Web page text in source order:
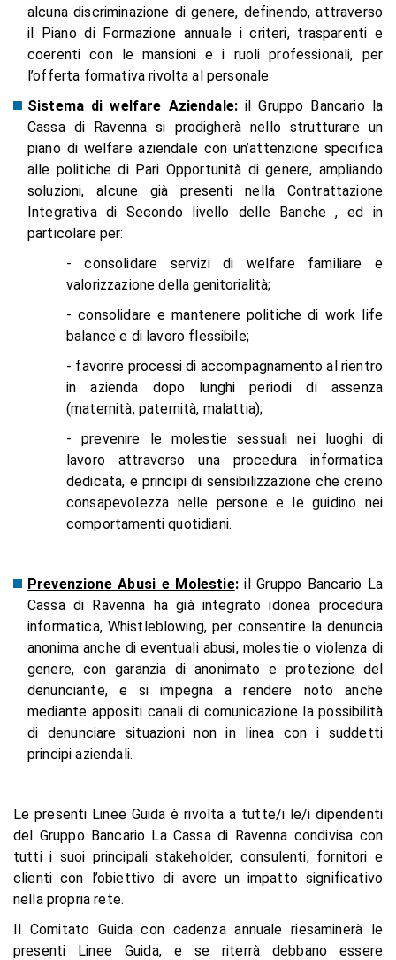
alcuna discriminazione di genere, definendo, attraverso
il Piano di Formazione annuale i criteri, trasparenti e
coerenti con le mansioni e i ruoli professionali, per
l’offerta formativa rivolta al personale
Sistema di welfare Aziendale:il Gruppo Bancario la
Cassa di Ravenna si prodigherà nello strutturare un
piano di welfare aziendale con un’attenzione specifica
alle politiche di Pari Opportunità di genere, ampliando
soluzioni, alcune già presenti nella Contrattazione
Integrativa di Secondo livello delle Banche , ed in
particolare per:
- consolidare servizi di welfare familiare e
valorizzazione della genitorialità;
- consolidare e mantenere politiche di work life
balance e di lavoro flessibile;
- favorire processi di accompagnamento al rientro
in azienda dopo lunghi periodi di assenza
(maternità, paternità, malattia);
- prevenire le molestie sessuali nei luoghi di
lavoro attraverso una procedura informatica
dedicata, e principi di sensibilizzazione che creino
consapevolezza nelle persone e le guidino nei
comportamenti quotidiani.
Prevenzione Abusi e Molestie:il Gruppo Bancario La
Cassa di Ravenna ha già integrato idonea procedura
informatica, Whistleblowing, per consentire la denuncia
anonima anche di eventuali abusi, molestie o violenza di
genere, con garanzia di anonimato e protezione del
denunciante, e si impegna a rendere noto anche
mediante appositi canali di comunicazione la possibilità
di denunciare situazioni non in linea con i suddetti
principi aziendali.
Le presenti Linee Guida è rivolta a tutte/i le/i dipendenti
del Gruppo Bancario La Cassa di Ravenna condivisa con
tutti i suoi principali stakeholder, consulenti, fornitori e
clienti con l’obiettivo di avere un impatto significativo
nella propria rete.
Il Comitato Guida con cadenza annuale riesaminerà le
presenti Linee Guida, e se riterrà debbano essere